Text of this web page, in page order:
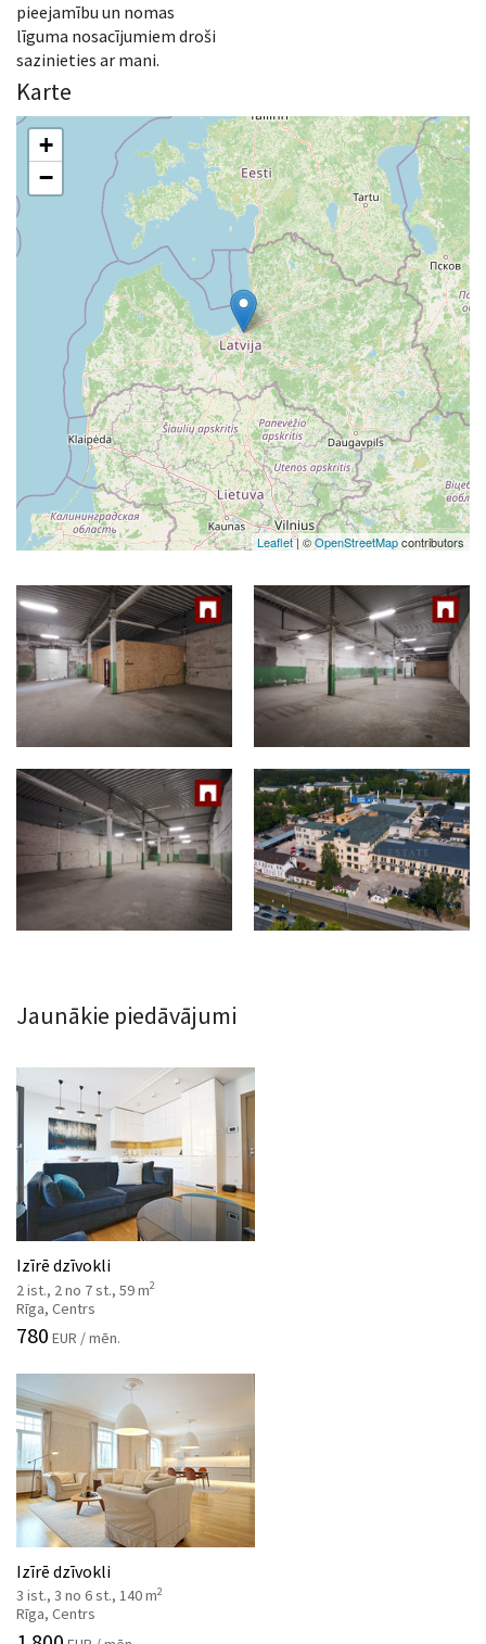
pieejamību un nomas
līguma nosacījumiem droši
sazinieties ar mani.
Karte
+
−
Leaflet| ©OpenStreetMapcontributors
Jaunākie piedāvājumi
Izīrē dzīvokli
2 ist., 2 no 7 st., 59 m2
Rīga, Centrs
780 EUR / mēn.
Izīrē dzīvokli
3 ist., 3 no 6 st., 140 m2
Rīga, Centrs